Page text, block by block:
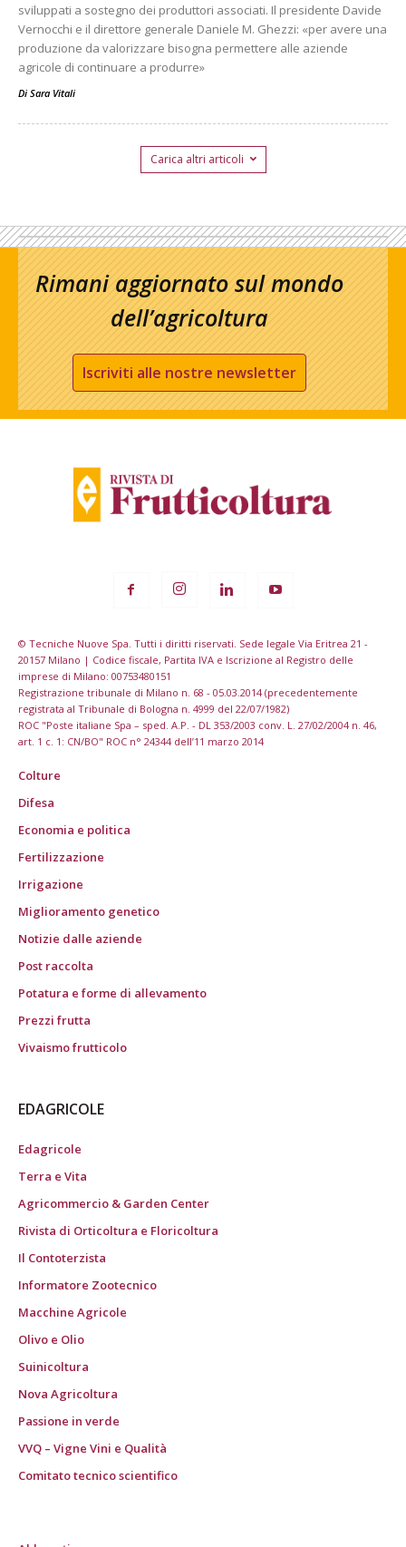
sviluppati a sostegno dei produttori associati. Il presidente Davide
Vernocchi e il direttore generale Daniele M. Ghezzi: «per avere una
produzione da valorizzare bisogna permettere alle aziende
agricole di continuare a produrre»
Di Sara Vitali
Carica altri articoli
Rimani aggiornato sul mondo
dell’agricoltura
Iscriviti alle nostre newsletter
© Tecniche Nuove Spa. Tutti i diritti riservati. Sede legale Via Eritrea 21 -
20157 Milano | Codice fiscale, Partita IVA e Iscrizione al Registro delle
imprese di Milano: 00753480151
Registrazione tribunale di Milano n. 68 - 05.03.2014 (precedentemente
registrata al Tribunale di Bologna n. 4999 del 22/07/1982)
ROC "Poste italiane Spa – sped. A.P. - DL 353/2003 conv. L. 27/02/2004 n. 46,
art. 1 c. 1: CN/BO" ROC n° 24344 dell’11 marzo 2014
Colture
Difesa
Economia e politica
Fertilizzazione
Irrigazione
Miglioramento genetico
Notizie dalle aziende
Post raccolta
Potatura e forme di allevamento
Prezzi frutta
Vivaismo frutticolo
EDAGRICOLE
Edagricole
Terra e Vita
Agricommercio & Garden Center
Rivista di Orticoltura e Floricoltura
Il Contoterzista
Informatore Zootecnico
Macchine Agricole
Olivo e Olio
Suinicoltura
Nova Agricoltura
Passione in verde
VVQ – Vigne Vini e Qualità
Comitato tecnico scientifico